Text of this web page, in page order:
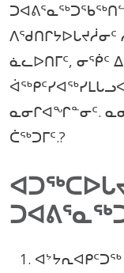
ᐱᖁᑎᒋᔭᐅᒐᔪᓲᓂᑦ
ᓈᓚᐅᑎᒥᑦ, ᓂᖀᑦ
ᓇᓂᒋᐊᖏᓐᓂᑦ.
ᑖᖅᑐᒥᑦ.?